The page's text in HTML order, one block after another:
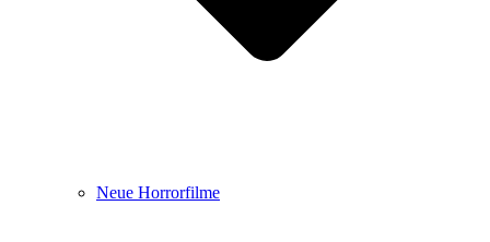
Neue Horrorfilme